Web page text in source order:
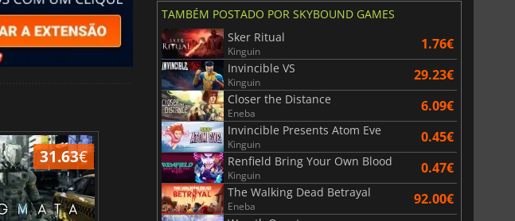
31.63€ 6.75€ 15.48
TAMBÉM POSTADO POR SKYBOUND GAMES
Sker Ritual
Kinguin 1.76€
Invincible VS
Kinguin 29.23€
Closer the Distance
Eneba 6.09€
Invincible Presents Atom Eve
Kinguin 0.45€
Renfield Bring Your Own Blood
Kinguin 0.47€
The Walking Dead Betrayal
Eneba 92.00€